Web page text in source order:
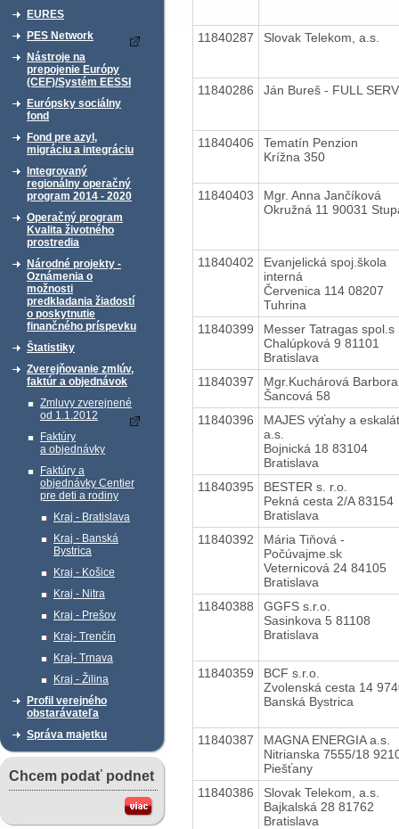
EURES
PES Network
Nástroje na
prepojenie Európy
(CEF)/Systém EESSI
Európsky sociálny
fond
Fond pre azyl,
migráciu a integráciu
Integrovaný
regionálny operačný
program 2014 - 2020
Operačný program
Kvalita životného
prostredia
Národné projekty -
Oznámenia o
možnosti
predkladania žiadostí
o poskytnutie
finančného príspevku
Štatistiky
Zverejňovanie zmlúv,
faktúr a objednávok
Zmluvy zverejnené
od 1.1.2012
Faktúry
a objednávky
Faktúry a
objednávky Centier
pre deti a rodiny
Kraj - Bratislava
Kraj - Banská
Bystrica
Kraj - Košice
Kraj - Nitra
Kraj - Prešov
Kraj- Trenčín
Kraj- Trnava
Kraj - Žilina
Profil verejného
obstarávateľa
Správa majetku
Chcem podať podnet
11840287 Slovak Telekom, a.s.
11840286 Ján Bureš - FULL
11840406
Tematín Penzion
Krížna 350
11840403
Mgr. Anna Jančíková
Okružná 11 90031
11840402
Evanjelická spoj.škola
interná
Červenica 114 08207
Tuhrina
11840399
Messer Tatragas spol.s
Chalúpková 9 81101
Bratislava
11840397
Mgr.Kuchárová Barbora
Šancová 58
11840396
MAJES výťahy a
a.s.
Bojnická 18 83104
Bratislava
11840395
BESTER s. r.o.
Pekná cesta 2/A 83154
Bratislava
11840392
Mária Tiňová -
Počúvajme.sk
Veternicová 24 84105
Bratislava
11840388
GGFS s.r.o.
Sasinkova 5 81108
Bratislava
11840359
BCF s.r.o.
Zvolenská cesta 14
Banská Bystrica
11840387
MAGNA ENERGIA a.s.
Nitrianska 7555/18
Piešťany
11840386
Slovak Telekom, a.s.
Bajkalská 28 81762
Bratislava